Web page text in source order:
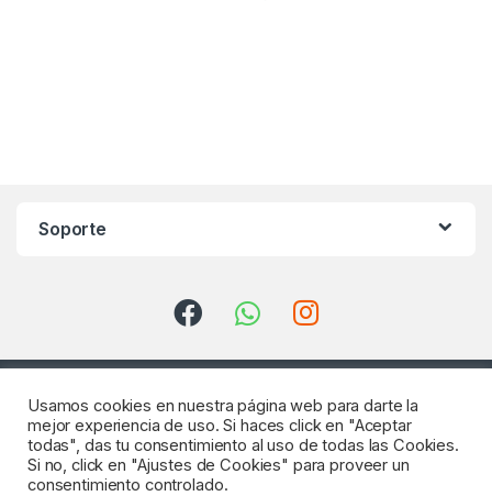
Soporte
Usamos cookies en nuestra página web para darte la
mejor experiencia de uso. Si haces click en "Aceptar
todas", das tu consentimiento al uso de todas las Cookies.
Si no, click en "Ajustes de Cookies" para proveer un
consentimiento controlado.